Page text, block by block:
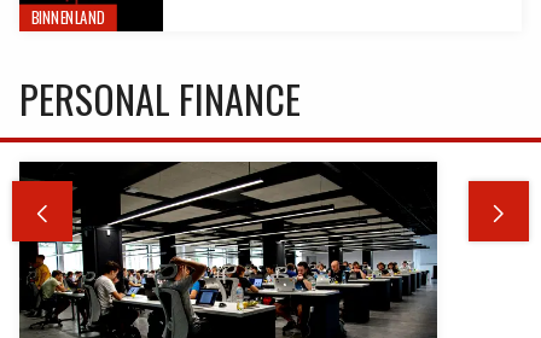
BINNENLAND
PERSONAL FINANCE
 